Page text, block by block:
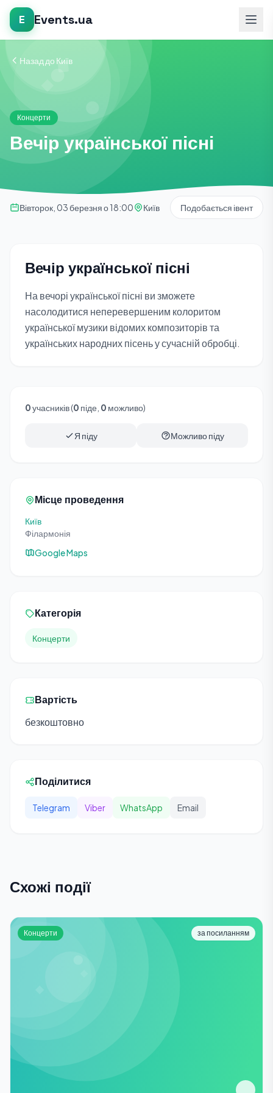
E Events.ua
Назад до Київ
Концерти
Вечір української пісні
Вівторок, 03 березня о 18:00 Київ Подобається івент
Вечір української пісні
На вечорі української пісні ви зможете
насолодитися неперевершеним колоритом
української музики відомих композиторів та
українських народних пісень у сучасній обробці.
0учасників (0 піде, 0 можливо)
Я піду Можливо піду
Місце проведення
Київ
Філармонія
Google Maps
Категорія
Концерти
Вартість
безкоштовно
Поділитися
Telegram Viber WhatsApp Email
Схожі події
Концерти за посиланням